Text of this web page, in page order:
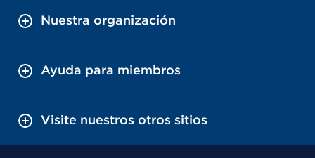
Nuestra organización
Ayuda para miembros
Visite nuestros otros sitios